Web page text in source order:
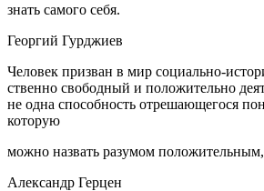
знать самого себя.
Георгий Гурджиев
Человек призван в мир социально-
ственно свободный и положительно
не одна способность отрешающегося
которую
можно назвать разумом
Александр Герцен